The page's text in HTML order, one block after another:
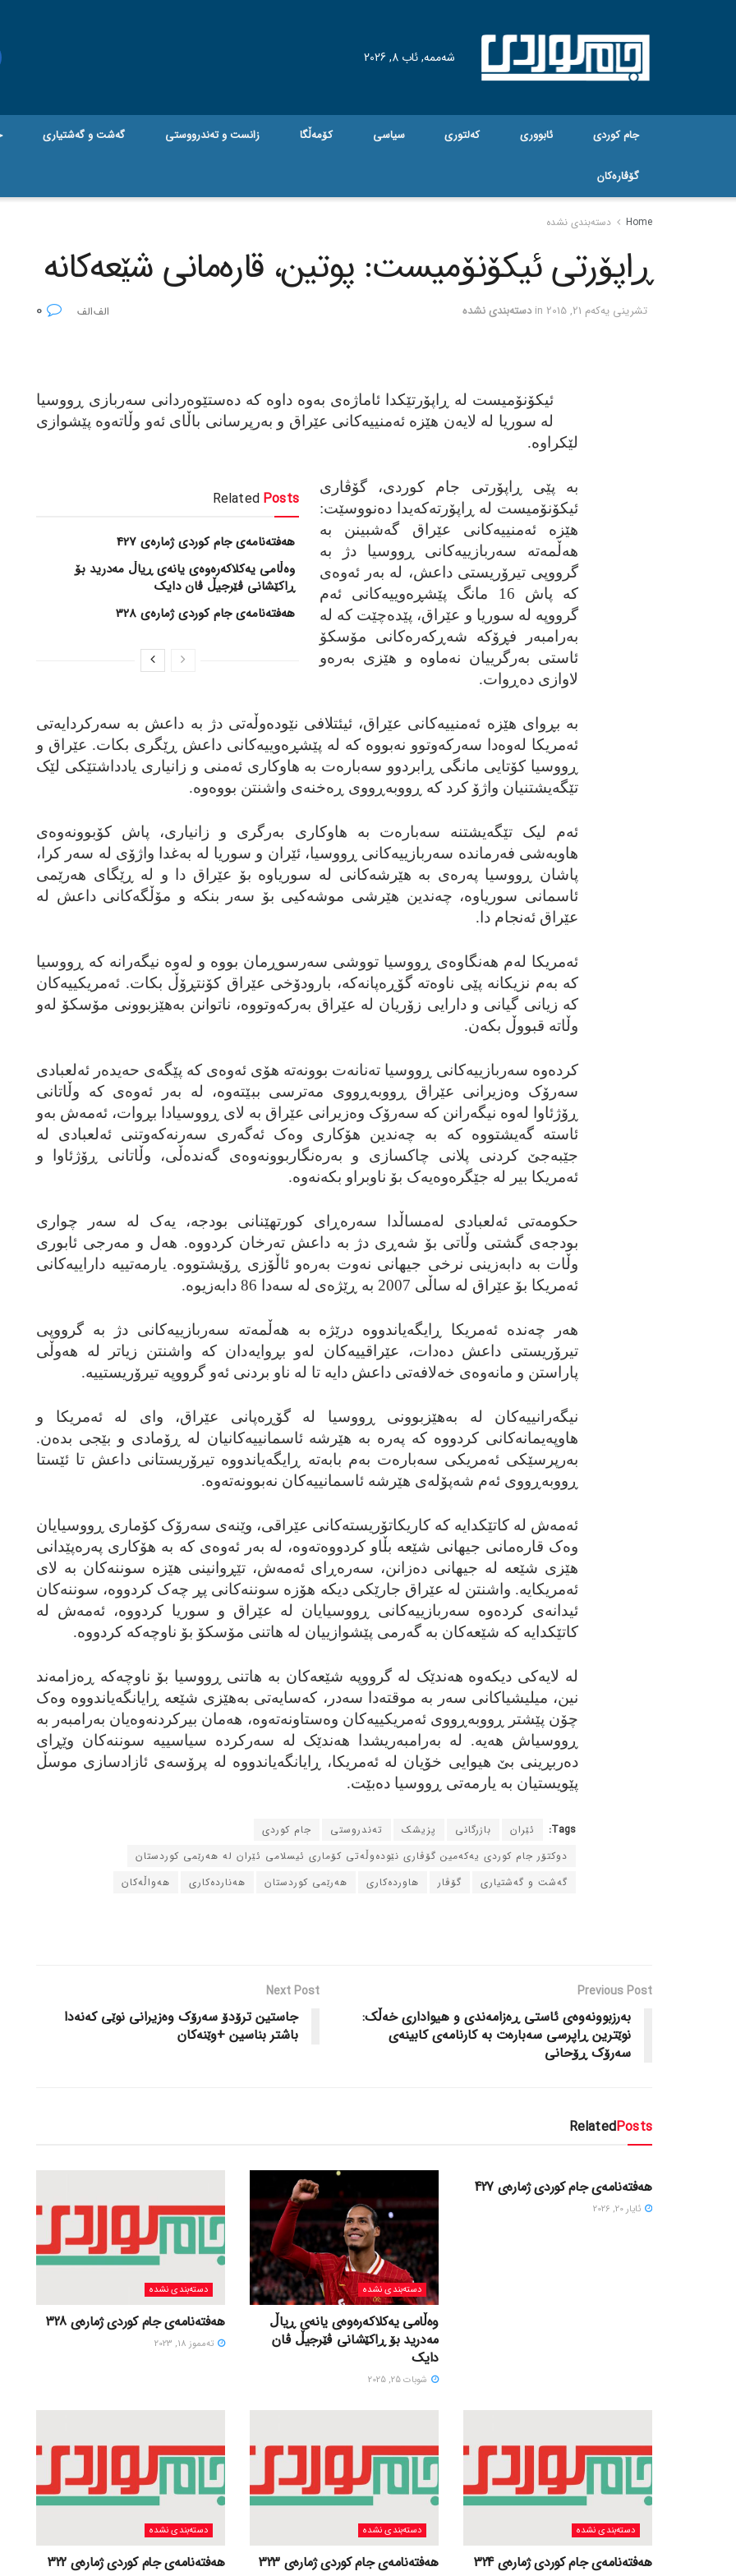
شەممە, ئاب 8, 2026
جام کوردی ئابووری کەلتوری سیاسی کۆمەڵگا زانست و تەندرووستی گه‌شت و گه‌شتیاری
گۆڤاره‌کان
Home دسته‌بندی نشده
ڕاپۆرتی ئیکۆنۆمیست: پوتین، قاره‌مانی شێعه‌کانه‌
تشرینی یه‌كه‌م 21, 2015 in دسته‌بندی نشده
ئیکۆنۆمیست له‌ ڕاپۆرتێکدا ئاماژه‌ی به‌وه‌ داوه‌ که‌ ده‌ستێوه‌ردانی سه‌ربازی ڕووسیا
له‌ سوریا له‌ لایه‌ن هێزه‌ ئه‌منییه‌کانی عێراق و به‌رپرسانی باڵای ئه‌و وڵاته‌وه‌ پێشوازی
لێکراوه‌.
Related Posts
هەفتەنامەی جام کوردی ژمارەی 427
وەڵامی یەکلاکەرەوەی یانەی ڕیاڵ مەدرید بۆ
ڕاکێشانی ڤێرجیڵ ڤان دایک
هەفتەنامەی جام کوردی ژمارەی 328
به‌ پێی ڕاپۆرتی جام کوردی، گۆڤاری
ئیکۆنۆمیست له‌ ڕاپۆرته‌که‌یدا ده‌نووسێت:
هێزه‌ ئه‌منییه‌کانی عێراق گه‌شبینن به‌
هه‌ڵمه‌ته‌ سه‌ربازییه‌کانی ڕووسیا دژ به‌
گرووپی تیرۆریستی داعش، له‌ به‌ر ئه‌وه‌ی
که‌ پاش 16 مانگ پێشڕه‌وییه‌کانی ئه‌م
گرووپه‌ له‌ سوریا و عێراق، پێده‌چێت که‌ له‌
به‌رامبه‌ر فڕۆکه‌ شه‌ڕکه‌ره‌کانی مۆسکۆ
ئاستی به‌رگرییان نه‌ماوه‌ و هێزی به‌ره‌و
لاوازی ده‌ڕوات.
به‌ بڕوای هێزه‌ ئه‌منییه‌کانی عێراق، ئیئتلافی نێوده‌وڵه‌تی دژ به‌ داعش به‌ سه‌رکردایه‌تی
ئه‌مریکا له‌وه‌دا سه‌رکه‌وتوو نه‌بووه‌ که‌ له‌ پێشڕه‌وییه‌کانی داعش ڕێگری بکات. عێراق و
ڕووسیا کۆتایی مانگی ڕابردوو سه‌باره‌ت به‌ هاوکاری ئه‌منی و زانیاری یادداشتێکی لێک
تێگه‌یشتنیان واژۆ کرد که‌ ڕووبه‌ڕووی ڕه‌خنه‌ی واشنتن بووه‌وه‌.
ئه‌م لیک تێگه‌یشتنه‌ سه‌باره‌ت به‌ هاوکاری به‌رگری و زانیاری، پاش کۆبوونه‌وه‌ی
هاوبه‌شی فه‌رمانده‌ سه‌ربازییه‌کانی ڕووسیا، ئێران و سوریا له‌ به‌غدا واژۆی له‌ سه‌ر کرا،
پاشان ڕووسیا په‌ره‌ی به‌ هێرشه‌کانی له‌ سوریاوه‌ بۆ عێراق دا و له‌ ڕێگای هه‌رێمی
ئاسمانی سوریاوه‌، چه‌ندین هێرشی موشه‌کیی بۆ سه‌ر بنکه‌ و مۆڵگه‌کانی داعش له‌
عێراق ئه‌نجام دا.
ئه‌مریکا له‌م هه‌نگاوه‌ی ڕووسیا تووشی سه‌رسوڕمان بووه‌ و له‌وه‌ نیگه‌رانه‌ که‌ ڕووسیا
که‌ به‌م نزیکانه‌ پێی ناوه‌ته‌ گۆڕه‌پانه‌که‌، بارودۆخی عێراق کۆنتڕۆڵ بکات. ئه‌مریکییه‌کان
که‌ زیانی گیانی و دارایی زۆریان له‌ عێراق به‌رکه‌وتووه‌، ناتوانن به‌هێزبوونی مۆسکۆ له‌و
وڵاته‌ قبووڵ بکه‌ن.
کرده‌وه‌ سه‌ربازییه‌کانی ڕووسیا ته‌نانه‌ت بوونه‌ته‌ هۆی ئه‌وه‌ی که‌ پێگه‌ی حه‌یده‌ر ئه‌لعبادی
سه‌رۆک وه‌زیرانی عێراق ڕووبه‌ڕووی مه‌ترسی ببێته‌وه‌، له‌ به‌ر ئه‌وه‌ی که‌ وڵاتانی
ڕۆژئاوا له‌وه‌ نیگه‌رانن که‌ سه‌رۆک وه‌زیرانی عێراق به‌ لای ڕووسیادا بڕوات، ئه‌مه‌ش به‌و
ئاسته‌ گه‌یشتووه‌ که‌ به‌ چه‌ندین هۆکاری وه‌ک ئه‌گه‌ری سه‌رنه‌که‌وتنی ئه‌لعبادی له‌
جێبه‌جێ کردنی پلانی چاکسازی و به‌ره‌نگاربوونه‌وه‌ی گه‌نده‌ڵی، وڵاتانی ڕۆژئاوا و
ئه‌مریکا بیر له‌ جێگره‌وه‌یه‌ک بۆ ناوبراو بکه‌نه‌وه‌.
حکومه‌تی ئه‌لعبادی له‌مساڵدا سه‌ره‌ڕای کورتهێنانی بودجه‌، یه‌ک له‌ سه‌ر چواری
بودجه‌ی گشتی وڵاتی بۆ شه‌ڕی دژ به‌ داعش ته‌رخان کردووه‌. هه‌ل و مه‌رجی ئابوری
وڵات به‌ دابه‌زینی نرخی جیهانی نه‌وت به‌ره‌و ئاڵۆزی ڕۆیشتووه‌. یارمه‌تییه‌ داراییه‌کانی
ئه‌مریکا بۆ عێراق له‌ ساڵی 2007 به‌ ڕێژه‌ی له‌ سه‌دا 86 دابه‌زیوه‌.
هه‌ر چه‌نده‌ ئه‌مریکا ڕایگه‌یاندووه‌ درێژه‌ به‌ هه‌ڵمه‌ته‌ سه‌ربازییه‌کانی دژ به‌ گرووپی
تیرۆریستی داعش ده‌دات، عێراقییه‌کان له‌و بڕوایه‌دان که‌ واشنتن زیاتر له‌ هه‌وڵی
پاراستن و مانه‌وه‌ی خه‌لافه‌تی داعش دایه‌ تا له‌ ناو بردنی ئه‌و گرووپه‌ تیرۆریستییه‌.
نیگه‌رانییه‌کان له‌ به‌هێزبوونی ڕووسیا له‌ گۆڕه‌پانی عێراق، وای له‌ ئه‌مریکا و
هاوپه‌یمانه‌کانی کردووه‌ که‌ په‌ره‌ به‌ هێرشه‌ ئاسمانییه‌کانیان له‌ ڕۆمادی و بێجی بده‌ن.
به‌رپرسێکی ئه‌مریکی سه‌باره‌ت به‌م بابه‌ته‌ ڕایگه‌یاندووه‌ تیرۆریستانی داعش تا ئێستا
ڕووبه‌ڕووی ئه‌م شه‌پۆله‌ی هێرشه‌ ئاسمانییه‌کان نه‌بوونه‌ته‌وه‌.
ئه‌مه‌ش له‌ کاتێکدایه‌ که‌ کاریکاتۆریسته‌کانی عێراقی، وێنه‌ی سه‌رۆک کۆماری ڕووسیایان
وه‌ک قاره‌مانی جیهانی شێعه‌ بڵاو کردووه‌ته‌وه‌، له‌ به‌ر ئه‌وه‌ی که‌ به‌ هۆکاری په‌ره‌پێدانی
هێزی شێعه‌ له‌ جیهانی ده‌زانن، سه‌ره‌ڕای ئه‌مه‌ش، تێڕوانینی هێزه‌ سوننه‌کان به‌ لای
ئه‌مریکایه‌. واشنتن له‌ عێراق جارێکی دیکه‌ هۆزه‌ سوننه‌کانی پڕ چه‌ک کردووه‌، سوننه‌کان
ئیدانه‌ی کرده‌وه‌ سه‌ربازییه‌کانی ڕووسیایان له‌ عێراق و سوریا کردووه‌، ئه‌مه‌ش له‌
کاتێکدایه‌ که‌ شێعه‌کان به‌ گه‌رمی پێشوازییان له‌ هاتنی مۆسکۆ بۆ ناوچه‌که‌ کردووه‌.
له‌ لایه‌کی دیکه‌وه‌ هه‌ندێک له‌ گرووپه‌ شێعه‌کان به‌ هاتنی ڕووسیا بۆ ناوچه‌که‌ ڕه‌زامه‌ند
نین، میلیشیاکانی سه‌ر به‌ موقته‌دا سه‌در، که‌سایه‌تی به‌هێزی شێعه‌ ڕایانگه‌یاندووه‌ وه‌ک
چۆن پێشتر ڕووبه‌ڕووی ئه‌مریکییه‌کان وه‌ستاونه‌ته‌وه‌، هه‌مان بیرکردنه‌وه‌یان به‌رامبه‌ر به‌
ڕووسیاش هه‌یه‌. له‌ به‌رامبه‌ریشدا هه‌ندێک له‌ سه‌رکرده‌ سیاسییه‌ سوننه‌کان وێڕای
ده‌ربڕینی بێ هیوایی خۆیان له‌ ئه‌مریکا، ڕایانگه‌یاندووه‌ له‌ پرۆسه‌ی ئازادسازی موسڵ
پێویستیان به‌ یارمه‌تی ڕووسیا ده‌بێت.
Tags: ئێران بازرگانی پزیشک ته‌ندروستی
جام کوردی
دوکتۆر جام کوردی یه‌که‌مین گۆڤاری نێوده‌وڵه‌تی کۆماری ئیسلامی ئێران له‌ هه‌رێمی کوردستان
گه‌شت و گه‌شتیاری
گۆڤار هاورده‌کاری هه‌رێمی کوردستان هه‌نارده‌کاری هه‌واڵه‌کان
Previous Post
به‌رزبوونه‌وه‌ی ئاستی ڕه‌زامه‌ندی و هیواداری خه‌ڵک:
نوێترین ڕاپرسی سه‌باره‌ت به‌ کارنامه‌ی کابینه‌ی
سه‌رۆک ڕۆحانی
Next Post
جاستین ترۆدۆ سه‌رۆک وه‌زیرانی نوێی که‌نه‌دا
باشتر بناسین +وێنه‌کان
RelatedPosts
هەفتەنامەی جام کوردی ژمارەی 427
ئایار 20, 2026
دسته‌بندی نشده
وەڵامی یەکلاکەرەوەی یانەی ڕیاڵ
مەدرید بۆ ڕاکێشانی ڤێرجیڵ ڤان
دایک
شوبات 25, 2025
دسته‌بندی نشده
هەفتەنامەی جام کوردی ژمارەی 328
ته‌مموز 18, 2023
دسته‌بندی نشده
هەفتەنامەی جام کوردی ژمارەی 324
دسته‌بندی نشده
هەفتەنامەی جام کوردی ژمارەی 323
دسته‌بندی نشده
هەفتەنامەی جام کوردی ژمارەی 322